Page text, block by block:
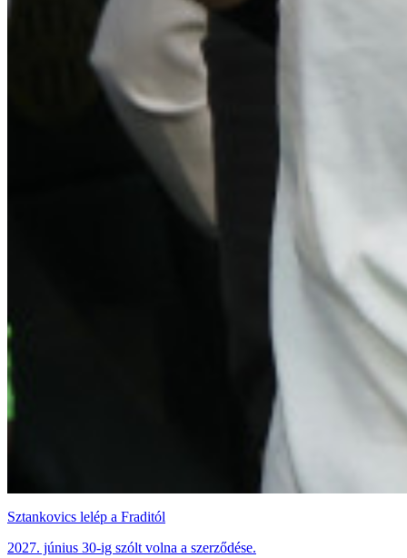
Sztankovics lelép a Fraditól
2027. június 30-ig szólt volna a szerződése.